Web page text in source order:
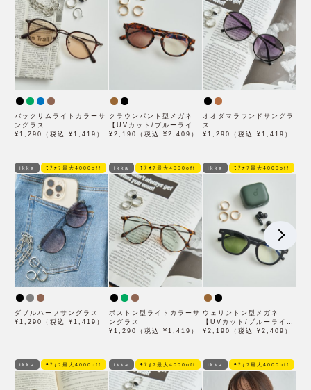
バックリムライトカラーサ
ングラス
¥1,290（税込 ¥1,419）
クラウンパント型メガネ
【UVカット/ブルーライト
カット/調光レンズ】
¥2,190（税込 ¥2,409）
オオダマラウンドサングラ
ス
¥1,290（税込 ¥1,419）
ikka ﾓｱｵﾌ最大4000off
ダブルハーフサングラス
¥1,290（税込 ¥1,419）
ikka ﾓｱｵﾌ最大4000off
ボストン型ライトカラーサ
ングラス
¥1,290（税込 ¥1,419）
ikka ﾓｱｵﾌ最大4000off
ウェリントン型メガネ
【UVカット/ブルーライト
カット/調光レンズ】
¥2,190（税込 ¥2,409）
ikka ﾓｱｵﾌ最大4000off ikka ﾓｱｵﾌ最大4000off ikka ﾓｱｵﾌ最大4000off